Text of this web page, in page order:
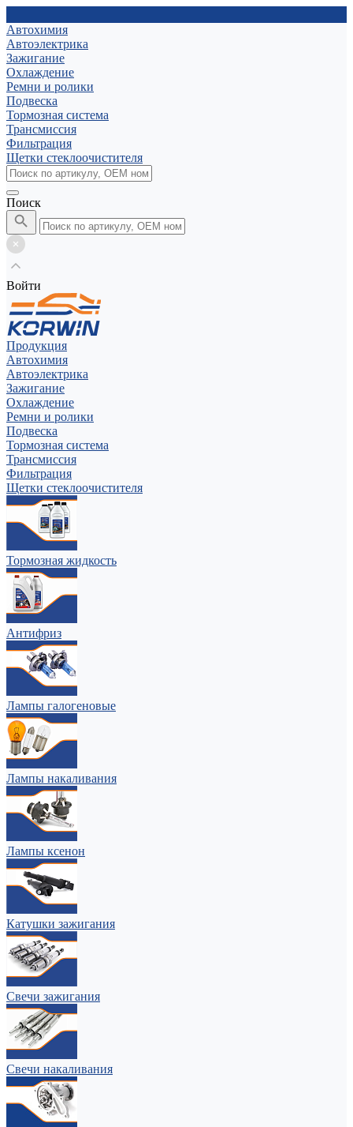
Автохимия
Автоэлектрика
Зажигание
Охлаждение
Ремни и ролики
Подвеска
Тормозная система
Трансмиссия
Фильтрация
Щетки стеклоочистителя
Поиск
Войти
Продукция
Автохимия
Автоэлектрика
Зажигание
Охлаждение
Ремни и ролики
Подвеска
Тормозная система
Трансмиссия
Фильтрация
Щетки стеклоочистителя
Тормозная жидкость
Антифриз
Лампы галогеновые
Лампы накаливания
Лампы ксенон
Катушки зажигания
Свечи зажигания
Свечи накаливания